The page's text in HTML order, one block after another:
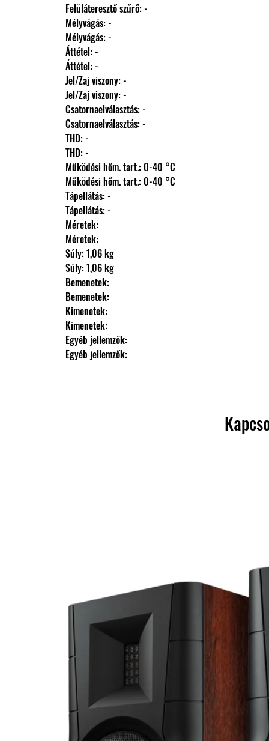
                Felüláteresztő szűrő: -
                Mélyvágás: -
                Mélyvágás: -
                Áttétel: -
                Áttétel: -
                Jel/Zaj viszony: -
                Jel/Zaj viszony: -
                Csatornaelválasztás: -
                Csatornaelválasztás: -
                THD: -
                THD: -
                Működési hőm. tart.: 0-40 °C
                Működési hőm. tart.: 0-40 °C
                Tápellátás: -
                Tápellátás: -
                Méretek:
                Méretek:
                Súly: 1,06 kg
                Súly: 1,06 kg
                Bemenetek:
                Bemenetek:
                Kimenetek:
                Kimenetek:
                Egyéb jellemzők:
                Egyéb jellemzők: